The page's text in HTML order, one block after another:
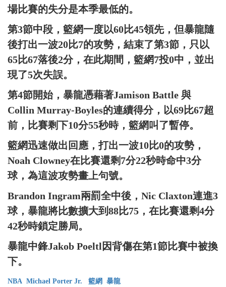
場比賽的失分是本季最低的。
第3節中段，籃網一度以60比45領先，但暴龍隨
後打出一波20比7的攻勢，結束了第3節，只以
65比67落後2分，在此期間，籃網7投0中，並出
現了5次失誤。
第4節開始，暴龍憑藉著Jamison Battle 與
Collin Murray-Boyles的連續得分，以69比67超
前，比賽剩下10分55秒時，籃網叫了暫停。
籃網迅速做出回應，打出一波10比0的攻勢，
Noah Clowney在比賽還剩7分22秒時命中3分
球，為這波攻勢畫上句號。
Brandon Ingram兩罰全中後，Nic Claxton連進3
球，暴龍將比數擴大到88比75，在比賽還剩4分
42秒時鎖定勝局。
暴龍中鋒Jakob Poeltl因背傷在第1節比賽中被換
下。
NBA Michael Porter Jr. 籃網 暴龍